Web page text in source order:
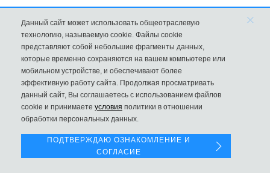
New Balance 530 Custom Retro Cream Grey
Данный сайт может использовать общеотраслевую
технологию, называемую cookie. Файлы cookie
представляют собой небольшие фрагменты данных,
которые временно сохраняются на вашем компьютере или
мобильном устройстве, и обеспечивают более
эффективную работу сайта. Продолжая просматривать
данный сайт, Вы соглашаетесь с использованием файлов
cookie и принимаете условия политики в отношении
обработки персональных данных.
×
ПОДТВЕРЖДАЮ ОЗНАКОМЛЕНИЕ И
СОГЛАСИЕ